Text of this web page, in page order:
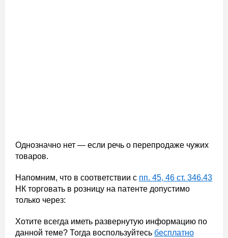
Однозначно нет — если речь о перепродаже чужих
товаров.
Напомним, что в соответствии с пп. 45, 46 ст. 346.43
НК торговать в розницу на патенте допустимо
только через:
Хотите всегда иметь развернутую информацию по
данной теме? Тогда воспользуйтесь бесплатно